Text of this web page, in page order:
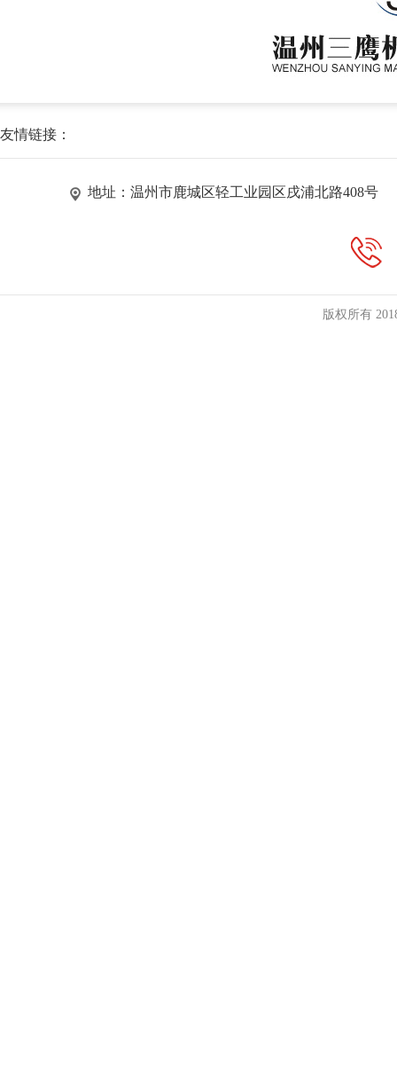
友情链接：
地址：温州市鹿城区轻工业园区戌浦北路408号
版权所有